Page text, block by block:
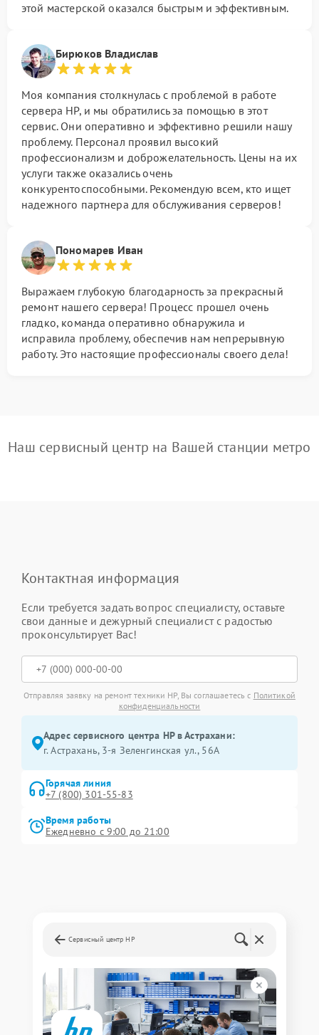
этой мастерской оказался быстрым и эффективным.
Бирюков Владислав
Моя компания столкнулась с проблемой в работе
сервера HP, и мы обратились за помощью в этот
сервис. Они оперативно и эффективно решили нашу
проблему. Персонал проявил высокий
профессионализм и доброжелательность. Цены на их
услуги также оказались очень
конкурентоспособными. Рекомендую всем, кто ищет
надежного партнера для обслуживания серверов!
Пономарев Иван
Выражаем глубокую благодарность за прекрасный
ремонт нашего сервера! Процесс прошел очень
гладко, команда оперативно обнаружила и
исправила проблему, обеспечив нам непрерывную
работу. Это настоящие профессионалы своего дела!
Наш сервисный центр на Вашей станции метро
Контактная информация
Если требуется задать вопрос специалисту, оставьте
свои данные и дежурный специалист с радостью
проконсультирует Вас!
Отправляя заявку на ремонт техники HP, Вы соглашаетесь с Политикой
конфиденциальности
Адрес сервисного центра HP в Астрахани:
г. Астрахань, 3-я Зеленгинская ул., 56А
Горячая линия
+7 (800) 301-55-83
Время работы
Ежедневно с 9:00 до 21:00
Сервисный центр HP